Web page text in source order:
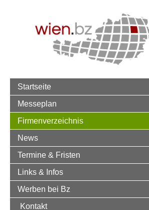
Startseite
Messeplan
Firmenverzeichnis
News
Termine & Fristen
Links & Infos
Werben bei Bz
Kontakt